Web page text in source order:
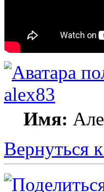
alex83
Имя:
Вернуться